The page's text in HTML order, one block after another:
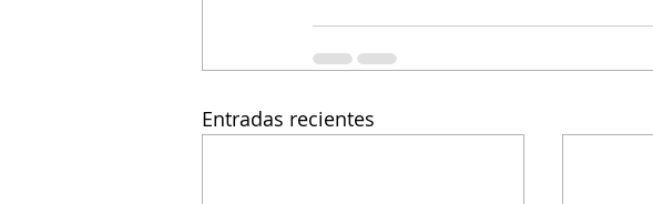
Entradas recientes